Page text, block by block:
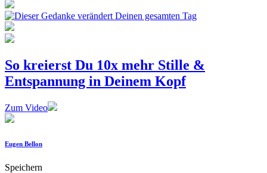
So kreierst Du 10x mehr Stille &
Entspannung in Deinem Kopf
Zum Video
Eugen Bellon
Speichern